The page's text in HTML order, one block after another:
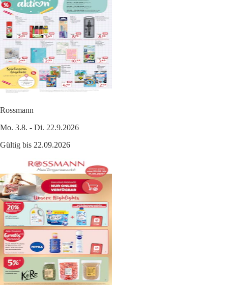
Rossmann
Mo. 3.8. - Di. 22.9.2026
Gültig bis 22.09.2026